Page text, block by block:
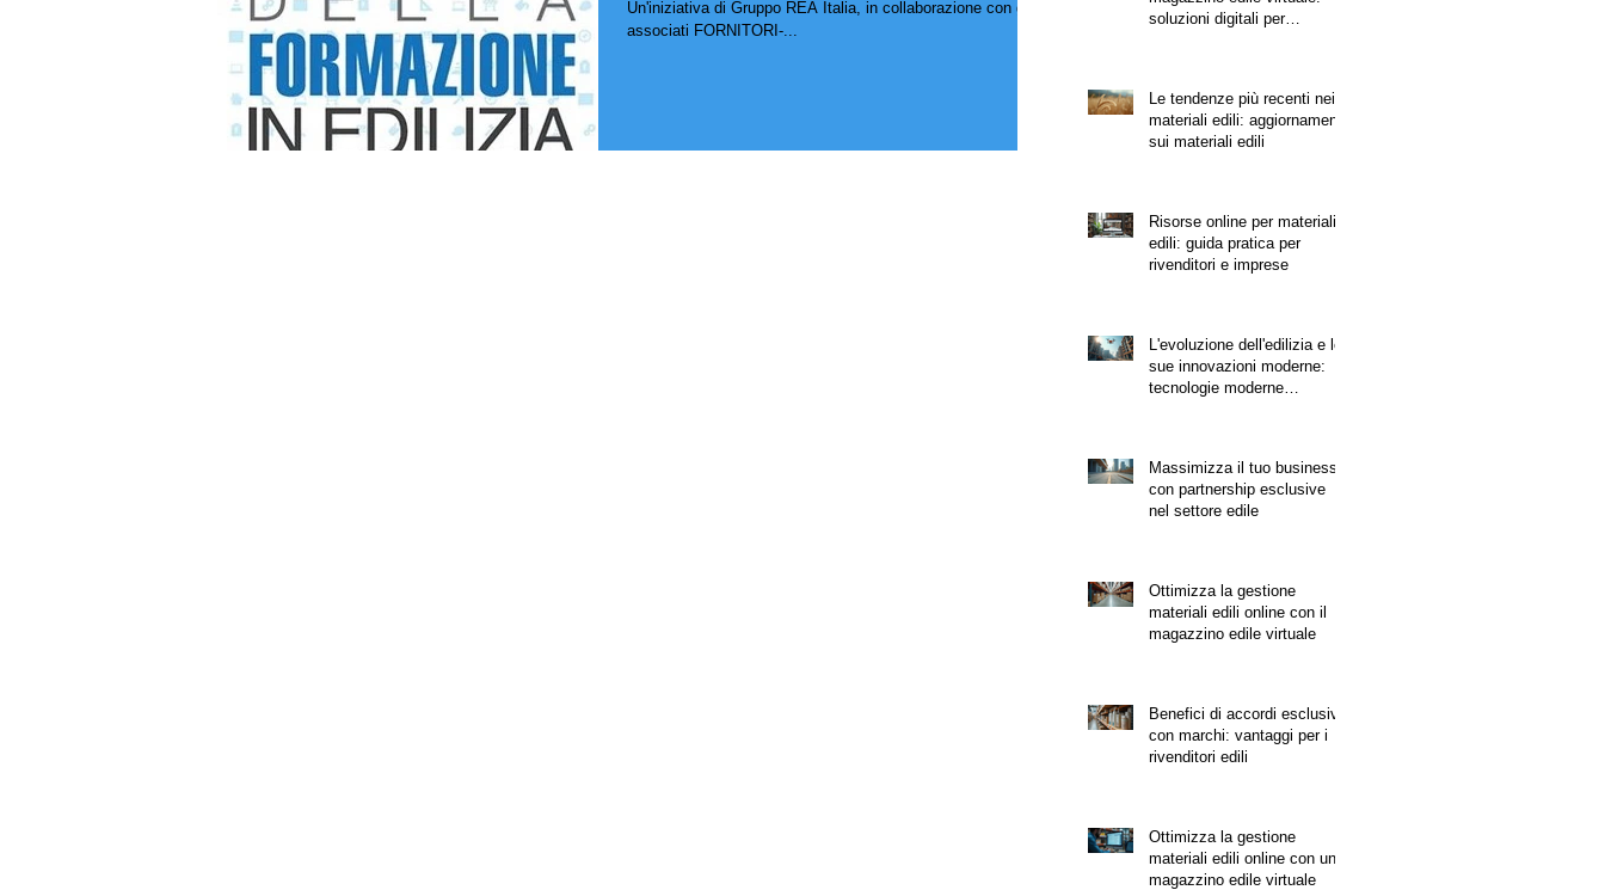
Un'iniziativa di Gruppo REA Italia, in collaborazione con gli
associati FORNITORI-...
soluzioni digitali per
Le tendenze più recenti nei
materiali edili: aggiornamenti
sui materiali edili
Risorse online per materiali
edili: guida pratica per
rivenditori e imprese
L'evoluzione dell'edilizia e le
sue innovazioni moderne:
tecnologie moderne
Massimizza il tuo business
con partnership esclusive
nel settore edile
Ottimizza la gestione
materiali edili online con il
magazzino edile virtuale
Benefici di accordi esclusivi
con marchi: vantaggi per i
rivenditori edili
Ottimizza la gestione
materiali edili online con un
magazzino edile virtuale